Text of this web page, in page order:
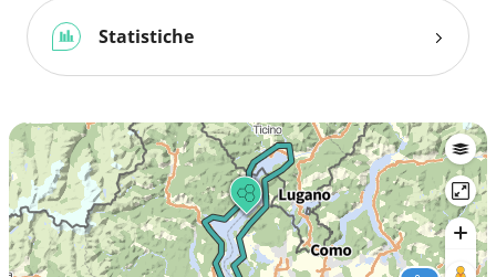
Statistiche